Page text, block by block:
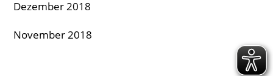
Dezember 2018
November 2018